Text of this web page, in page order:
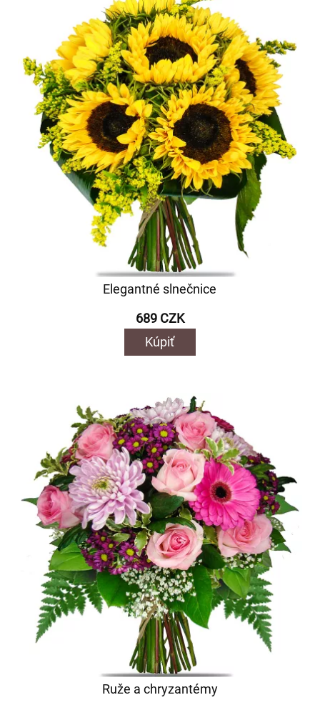
Elegantné slnečnice
689 CZK
Kúpiť
Ruže a chryzantémy